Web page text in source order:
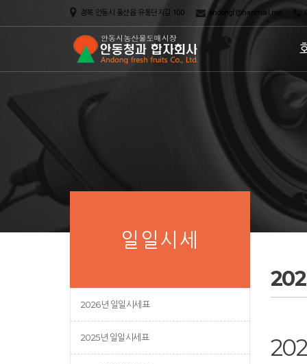
경북 안동시 풍산읍 유통단지길 100 andongf@hanmail.net
일일시세
2026년 일일시세표
2025년 일일시세표